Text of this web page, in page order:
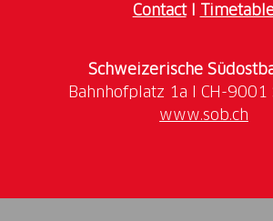
ContactI
Schweizerische
www.sob.ch